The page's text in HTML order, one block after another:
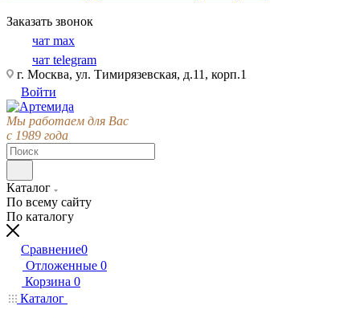
Заказать звонок
чат max
чат telegram
г. Москва, ул. Тимирязевская, д.11, корп.1
Войти
Мы работаем для Вас
с 1989 года
Каталог
По всему сайту
По каталогу
Сравнение0
Отложенные 0
Корзина 0
Каталог